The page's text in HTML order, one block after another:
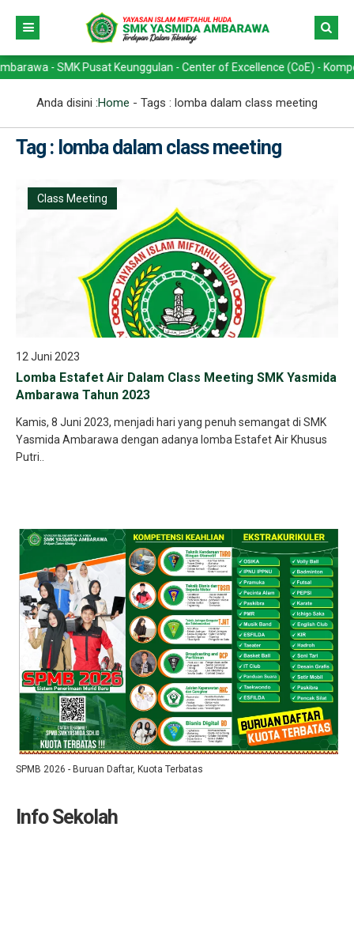
- SMK Pusat Keunggulan - Center of Excellence (CoE) -
Anda disini :Home - Tags : lomba dalam class meeting
Tag : lomba dalam class meeting
Class Meeting
12 Juni 2023
Lomba Estafet Air Dalam Class Meeting SMK Yasmida
Ambarawa Tahun 2023
Kamis, 8 Juni 2023, menjadi hari yang penuh semangat di SMK
Yasmida Ambarawa dengan adanya lomba Estafet Air Khusus
Putri..
SPMB 2026 - Buruan Daftar, Kuota Terbatas
Info Sekolah